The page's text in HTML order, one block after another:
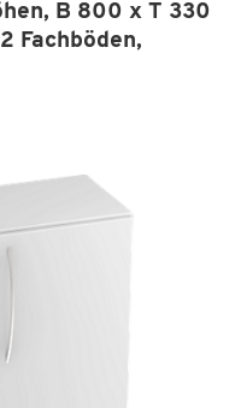
B 800 x T 330
Fachböden,